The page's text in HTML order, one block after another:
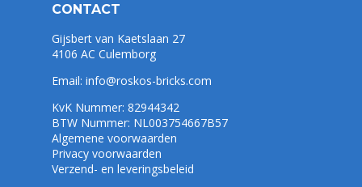
CONTACT
Gijsbert van Kaetslaan 27
4106 AC Culemborg
Email: info@roskos-bricks.com
KvK Nummer: 82944342
BTW Nummer: NL003754667B57
Algemene voorwaarden
Privacy voorwaarden
Verzend- en leveringsbeleid